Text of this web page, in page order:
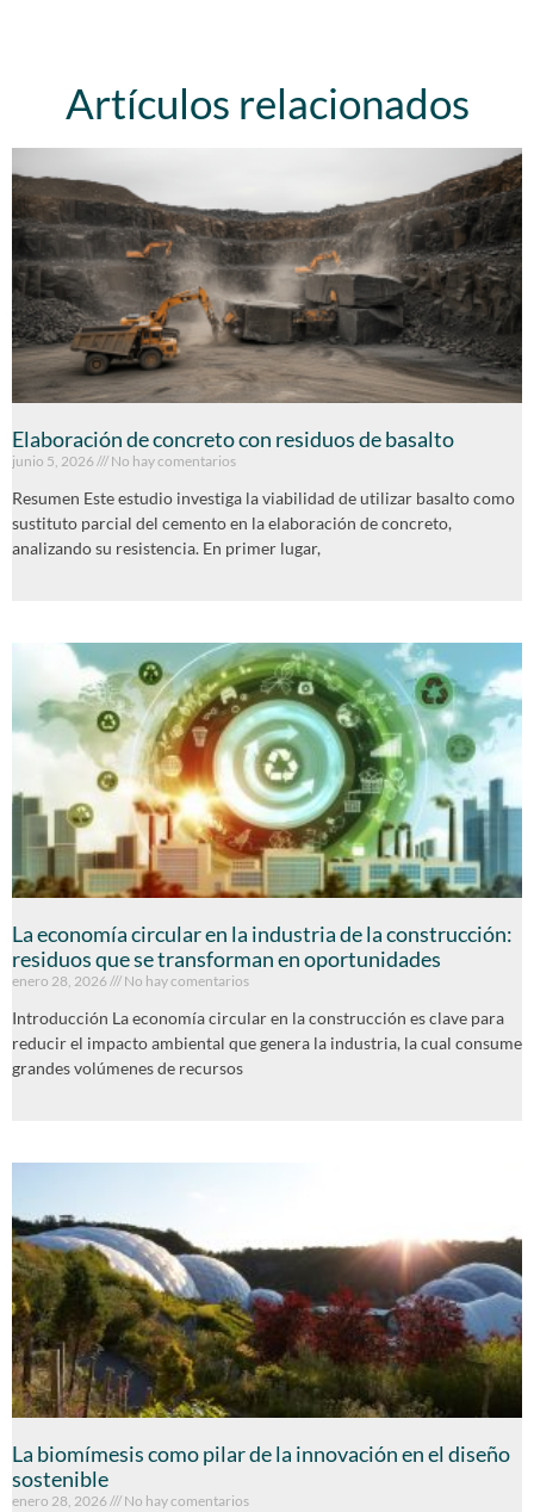
Artículos relacionados
Elaboración de concreto con residuos de basalto
junio 5, 2026 No hay comentarios
Resumen Este estudio investiga la viabilidad de utilizar basalto como
sustituto parcial del cemento en la elaboración de concreto,
analizando su resistencia. En primer lugar,
La economía circular en la industria de la construcción:
residuos que se transforman en oportunidades
enero 28, 2026 No hay comentarios
Introducción La economía circular en la construcción es clave para
reducir el impacto ambiental que genera la industria, la cual consume
grandes volúmenes de recursos
La biomímesis como pilar de la innovación en el diseño
sostenible
enero 28, 2026 No hay comentarios